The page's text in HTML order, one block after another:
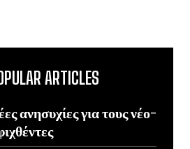
ARTICLES
ανησυχίες για τους νέο-